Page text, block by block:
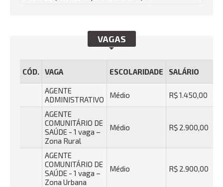
VAGAS
CÓD. VAGA ESCOLARIDADE SALÁRIO
AGENTE
ADMINISTRATIVO
Médio R$ 1.450,00
AGENTE
COMUNITÁRIO DE
SAÚDE - 1 vaga –
Zona Rural
Médio R$ 2.900,00
AGENTE
COMUNITÁRIO DE
SAÚDE - 1 vaga –
Zona Urbana
Médio R$ 2.900,00